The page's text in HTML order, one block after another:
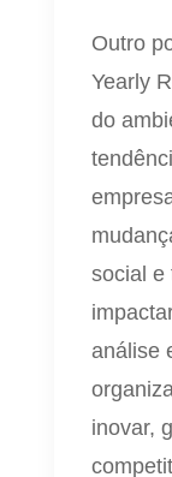
Outro
Yearly
do
social e
análise
inovar,